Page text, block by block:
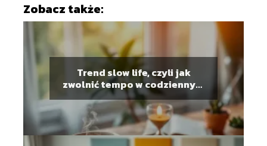
Zobacz także:
Trend slow life, czyli jak
zwolnić tempo w codziennym
biegu?